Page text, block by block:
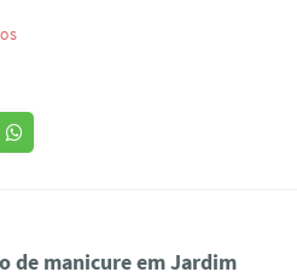
de manicure em Jardim